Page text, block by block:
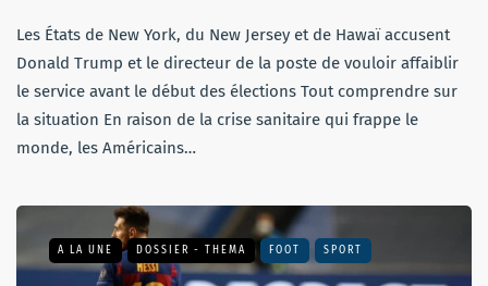
Les États de New York, du New Jersey et de Hawaï accusent
Donald Trump et le directeur de la poste de vouloir affaiblir
le service avant le début des élections Tout comprendre sur
la situation En raison de la crise sanitaire qui frappe le
monde, les Américains…
A LA UNE DOSSIER - THEMA FOOT SPORT